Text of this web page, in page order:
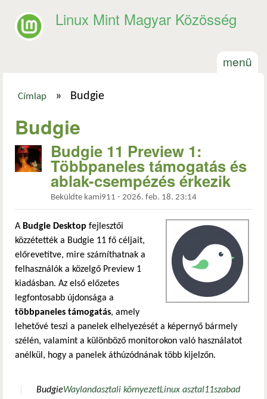
Linux Mint Magyar Közösség
menü
Címlap » Budgie
Budgie
Budgie 11 Preview 1:
Többpaneles támogatás és
ablak-csempézés érkezik
Beküldte kami911 - 2026. feb. 18. 23:14
A Budgie Desktop fejlesztői
közzétették a Budgie 11 fő céljait,
előrevetítve, mire számíthatnak a
felhasználók a közelgő Preview 1
kiadásban. Az első előzetes
legfontosabb újdonsága a
többpaneles támogatás, amely
lehetővé teszi a panelek elhelyezését a képernyő bármely
szélén, valamint a különböző monitorokon való használatot
anélkül, hogy a panelek áthúzódnának több kijelzőn.
BudgieWaylandasztali környezetLinux asztal11szabad